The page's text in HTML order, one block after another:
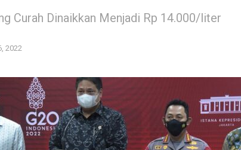
Curah Dinaikkan Menjadi Rp 14.000/liter
2022